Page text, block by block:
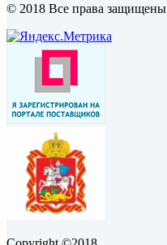
© 2018 Все права защищены